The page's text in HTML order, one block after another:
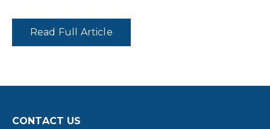
Read Full Article
CONTACT US